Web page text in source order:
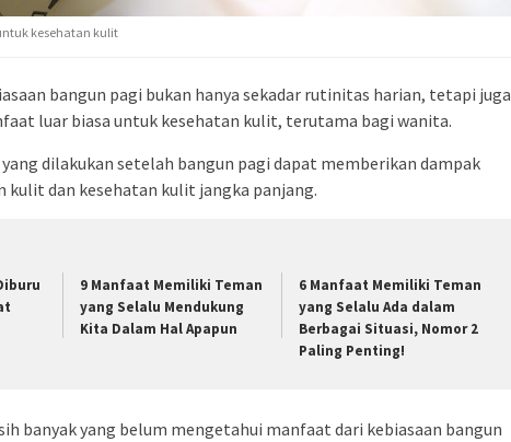
kesehatan kulit
bangun pagi bukan hanya sekadar rutinitas harian, tetapi juga
luar biasa untuk kesehatan kulit, terutama bagi wanita.
dilakukan setelah bangun pagi dapat memberikan dampak
kulit dan kesehatan kulit jangka panjang.
9 Manfaat Memiliki Teman
yang Selalu Mendukung
Kita Dalam Hal Apapun
6 Manfaat Memiliki Teman
yang Selalu Ada dalam
Berbagai Situasi, Nomor 2
Paling Penting!
banyak yang belum mengetahui manfaat dari kebiasaan bangun